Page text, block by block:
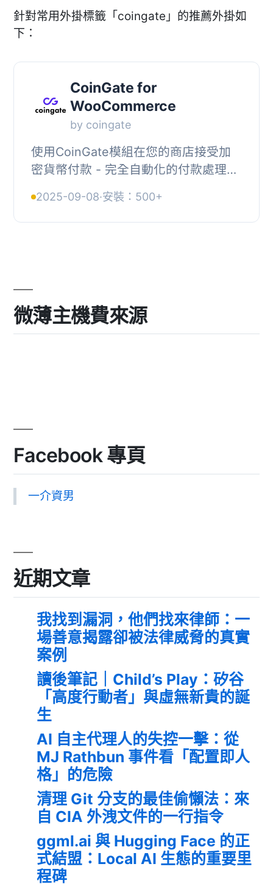
針對常用外掛標籤「coingate」的推薦外掛如
下：
CoinGate for
WooCommerce
by coingate
使用CoinGate模組在您的商店接受加
密貨幣付款 - 完全自動化的付款處理和
需匯率波動風險，即可收到比特幣和其
他加密貨幣、...
2025-09-08·安裝：500+
微薄主機費來源
Facebook 專頁
一介資男
近期文章
我找到漏洞，他們找來律師：一
場善意揭露卻被法律威脅的真實
案例
讀後筆記｜Child’s Play：矽谷
「高度行動者」與虛無新貴的誕
生
AI 自主代理人的失控一擊：從
MJ Rathbun 事件看「配置即人
格」的危險
清理 Git 分支的最佳偷懶法：來
自 CIA 外洩文件的一行指令
ggml.ai 與 Hugging Face 的正
式結盟：Local AI 生態的重要里
程碑